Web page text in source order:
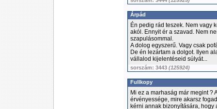
Árpád
Én pedig rád teszek. Nem vagy
akól. Ennyit ér a szavad. Nem
szapulásommal.
A dolog egyszerű. Vagy csak
De én lezártam a dolgot. Ilyen
vállalod kijelentéseid súlyát...
sorszám: 3443 (125924)
Fullkopy
Mi ez a marhaság már megint ?
érvényessége, mire akarsz
kérni annak bizonyítására,